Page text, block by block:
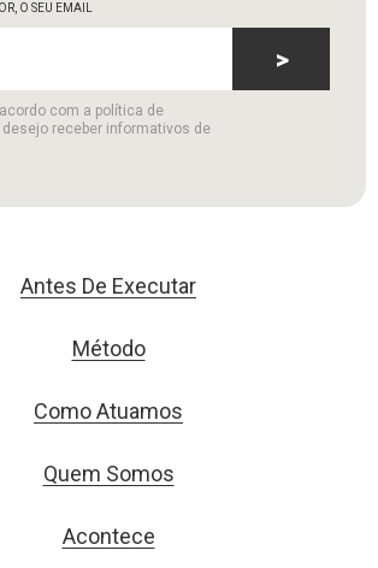
O SEU EMAIL
com a política de
receber informativos de
>
Antes De Executar
Método
Como Atuamos
Quem Somos
Acontece